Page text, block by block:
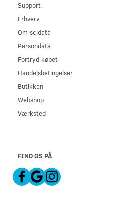
Support
Erhverv
Om scidata
Persondata
Fortryd købet
Handelsbetingelser
Butikken
Webshop
Værksted
FIND OS PÅ